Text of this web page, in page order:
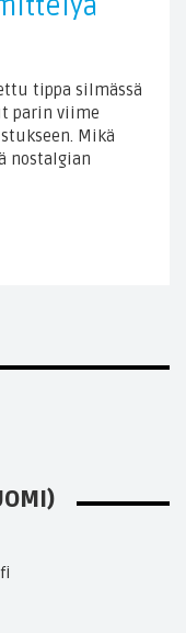
tippa silmässä
parin viime
Mikä
nostalgian